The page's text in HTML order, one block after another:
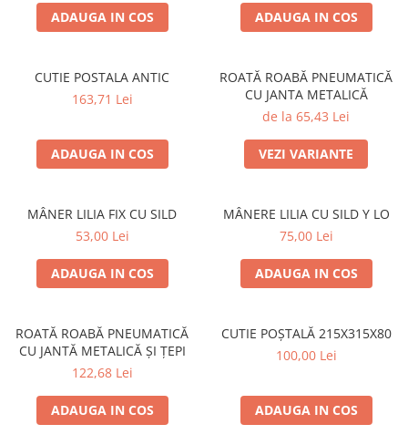
Vase pentru gătit din oțel
CUPTOARE PENTRU SOBĂ
ACCESORII SOBĂ, ȘEMINEU ȘI
CĂRĂMIDĂ
ACCESORII PENTRU GATIT
Prelată impermeabilă din
Coșuri de fum din beton
Coșuri de fum din otel
DIVERSE
Baterii și accesorii
ADAUGA IN COS ADAUGA IN COS
CUTIE POSTALA ANTIC
163,71 Lei
ADAUGA IN COS
ROATĂ ROABĂ PNEUMATICĂ
CU JANTA METALICĂ
de la 65,43 Lei
VEZI VARIANTE
MÂNER LILIA FIX CU SILD
53,00 Lei
ADAUGA IN COS
MÂNERE LILIA CU SILD Y LO
75,00 Lei
ADAUGA IN COS
ROATĂ ROABĂ PNEUMATICĂ
CU JANTĂ METALICĂ ȘI ȚEPI
122,68 Lei
ADAUGA IN COS
CUTIE POȘTALĂ 215X315X80
100,00 Lei
ADAUGA IN COS